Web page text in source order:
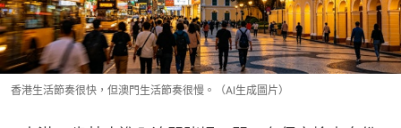
香港生活節奏很快，但澳門生活節奏很慢。（AI生成圖片）